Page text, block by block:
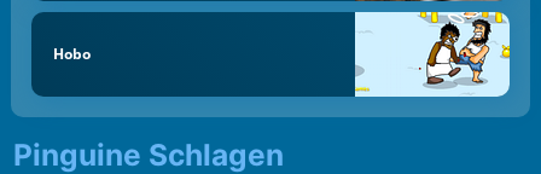
Hobo
Pinguine Schlagen